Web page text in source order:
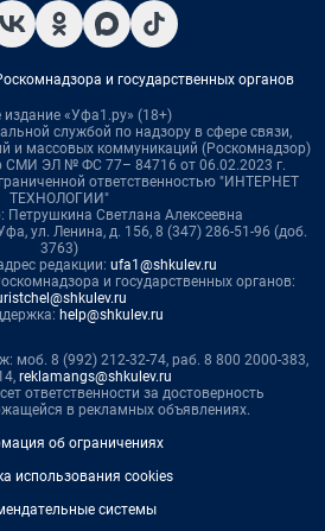
и государственных органов
издание «Уфа1.ру» (18+)
службой по надзору в сфере связи,
и массовых коммуникаций (Роскомнадзор)
СМИ ЭЛ № ФС 77– 84716 от 06.02.2023 г.
ответственностью "ИНТЕРНЕТ
ТЕХНОЛОГИИ"
Петрушкина Светлана Алексеевна
ул. Ленина, д. 156, 8 (347) 286-51-96 (доб.
3763)
редакции: ufa1@shkulev.ru
и государственных органов:
help@shkulev.ru
моб. 8 (992) 212-32-74, раб. 8 800 2000-383,
reklamangs@shkulev.ru
ответственности за достоверность
в рекламных объявлениях.
об ограничениях
использования cookies
системы